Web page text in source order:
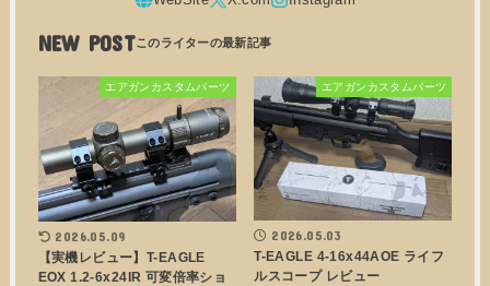
NEW POST
エアガンカスタムパーツ
2026.05.09
【実機レビュー】T-EAGLE
EOX 1.2-6x24IR 可変倍率ショ
エアガンカスタムパーツ
2026.05.03
T-EAGLE 4-16x44AOE ライフ
ルスコープ レビュー